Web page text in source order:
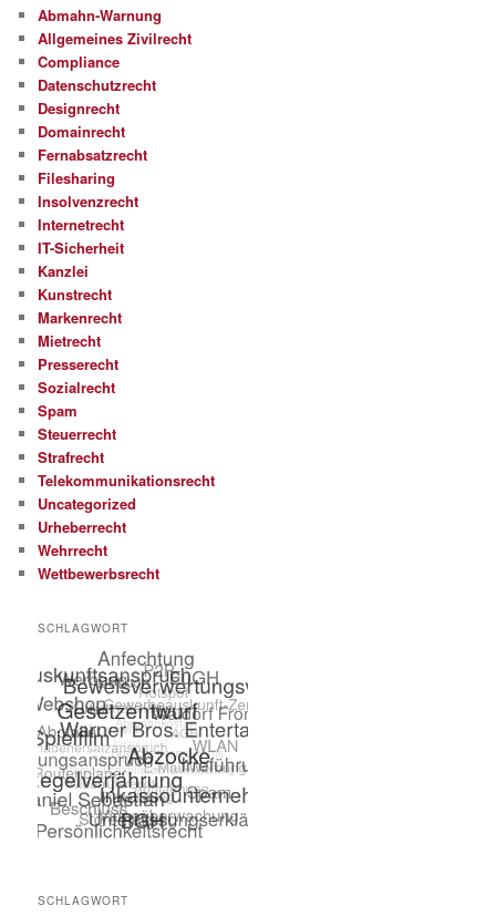
Abmahn-Warnung
Allgemeines Zivilrecht
Compliance
Datenschutzrecht
Designrecht
Domainrecht
Fernabsatzrecht
Filesharing
Insolvenzrecht
Internetrecht
IT-Sicherheit
Kanzlei
Kunstrecht
Markenrecht
Mietrecht
Presserecht
Sozialrecht
Spam
Steuerrecht
Strafrecht
Telekommunikationsrecht
Uncategorized
Urheberrecht
Wehrrecht
Wettbewerbsrecht
SCHLAGWORT
SCHLAGWORT